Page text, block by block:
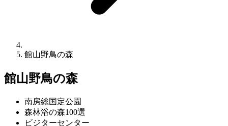
館山野鳥の森
館山野鳥の森
南房総国定公園
森林浴の森100選
ビジターセンター